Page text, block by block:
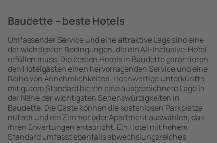
Baudette – beste Hotels
Umfassender Service und eine attraktive Lage sind eine
der wichtigsten Bedingungen, die ein All-Inclusive-Hotel
erfüllen muss. Die besten Hotels in Baudette garantieren
den Hotelgästen einen hervorragenden Service und eine
Reihe von Annehmlichkeiten. Hochwertige Unterkünfte
mit gutem Standard bieten eine ausgezeichnete Lage in
der Nähe der wichtigsten Sehenswürdigkeiten in
Baudette. Die Gäste können die kostenlosen Parkplätze
nutzen und ein Zimmer oder Apartment auswählen, das
ihren Erwartungen entspricht. Ein Hotel mit hohem
Standard umfasst ebenfalls abwechslungsreiches